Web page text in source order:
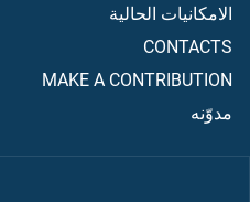
الامكانيات الحالية
CONTACTS
MAKE A CONTRIBUTION
مدوّنه